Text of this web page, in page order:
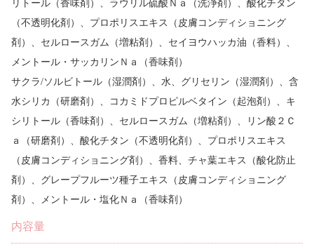
リトール（香味剤）、ラウリル硫酸Ｎａ（洗浄剤）、酸化チタン
（不透明化剤）、プロポリスエキス（皮膚コンディショニング
剤）、セルロースガム（増粘剤）、セイヨウハッカ油（香料）、
メントール・サッカリンＮａ（香味剤）
サクラ/ソルビトール（湿潤剤）、水、グリセリン（湿潤剤）、含
水シリカ（研磨剤）、コカミドプロピルベタイン（起泡剤）、キ
シリトール（香味剤）、セルロースガム（増粘剤）、リン酸２Ｃ
ａ（研磨剤）、酸化チタン（不透明化剤）、プロポリスエキス
（皮膚コンディショニング剤）、香料、チャ葉エキス（酸化防止
剤）、グレープフルーツ種子エキス（皮膚コンディショニング
剤）、メントール・塩化Ｎａ（香味剤）
内容量